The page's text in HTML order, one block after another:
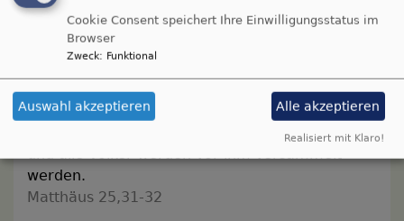
Der HERR hat seinen Thron im Himmel
errichtet, und sein Reich herrscht über alles.
Psalm 103,19
Wenn der Menschensohn kommen wird in seiner
Herrlichkeit und alle Engel mit ihm, dann wird er
sich setzen auf den Thron seiner Herrlichkeit,
werden.
Matthäus 25,31-32
Cookie Consent speichert Ihre Einwilligungsstatus im
Browser
Zweck: Funktional
Auswahl akzeptieren Alle akzeptieren
Realisiert mit Klaro!